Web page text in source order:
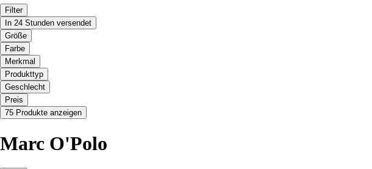
Filter
In 24 Stunden versendet
Größe
Farbe
Merkmal
Produkttyp
Geschlecht
Preis
75 Produkte anzeigen
Marc O'Polo